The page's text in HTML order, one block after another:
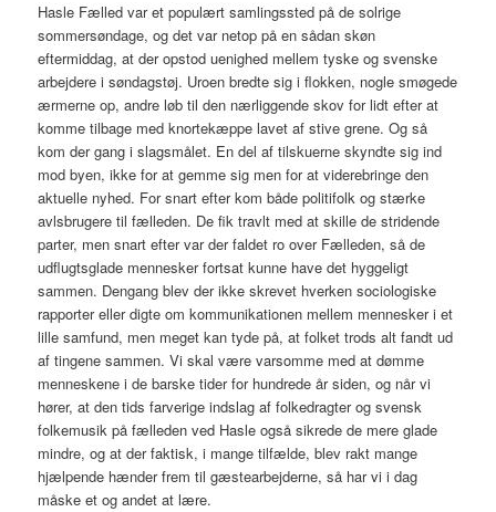
Hasle Fælled var et populært samlingssted på de solrige
sommersøndage, og det var netop på en sådan skøn
eftermiddag, at der opstod uenighed mellem tyske og svenske
arbejdere i søndagstøj. Uroen bredte sig i flokken, nogle smøgede
ærmerne op, andre løb til den nærliggende skov for lidt efter at
komme tilbage med knortekæppe lavet af stive grene. Og så
kom der gang i slagsmålet. En del af tilskuerne skyndte sig ind
mod byen, ikke for at gemme sig men for at viderebringe den
aktuelle nyhed. For snart efter kom både politifolk og stærke
avlsbrugere til fælleden. De fik travlt med at skille de stridende
parter, men snart efter var der faldet ro over Fælleden, så de
udflugtsglade mennesker fortsat kunne have det hyggeligt
sammen. Dengang blev der ikke skrevet hverken sociologiske
rapporter eller digte om kommunikationen mellem mennesker i et
lille samfund, men meget kan tyde på, at folket trods alt fandt ud
af tingene sammen. Vi skal være varsomme med at dømme
menneskene i de barske tider for hundrede år siden, og når vi
hører, at den tids farverige indslag af folkedragter og svensk
folkemusik på fælleden ved Hasle også sikrede de mere glade
mindre, og at der faktisk, i mange tilfælde, blev rakt mange
hjælpende hænder frem til gæstearbejderne, så har vi i dag
måske et og andet at lære.